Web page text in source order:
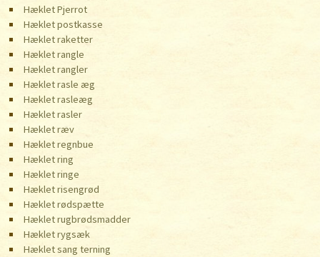
Hæklet Pjerrot
Hæklet postkasse
Hæklet raketter
Hæklet rangle
Hæklet rangler
Hæklet rasle æg
Hæklet rasleæg
Hæklet rasler
Hæklet ræv
Hæklet regnbue
Hæklet ring
Hæklet ringe
Hæklet risengrød
Hæklet rødspætte
Hæklet rugbrødsmadder
Hæklet rygsæk
Hæklet sang terning